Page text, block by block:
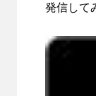
発信して